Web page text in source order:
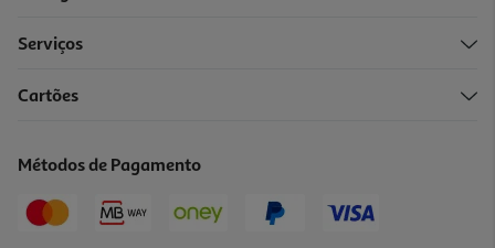
Price reduced from
9,99 €to
Promoção
Serviços
Cartões
Métodos de Pagamento